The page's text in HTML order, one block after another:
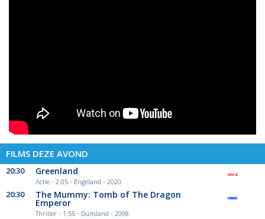
FILMS DEZE AVOND
20:30 Greenland
Actie - 2:05 - Engeland - 2020
20:30 The Mummy: Tomb of The Dragon
Emperor
Thriller - 1:55 - Duitsland - 2008